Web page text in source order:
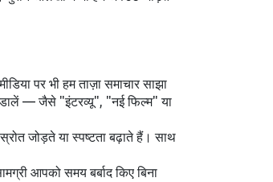
पर भी हम ताज़ा समाचार साझा
— जैसे "इंटरव्यू", "नई फिल्म" या
जोड़ते या स्पष्टता बढ़ाते हैं। साथ
आपको समय बर्बाद किए बिना